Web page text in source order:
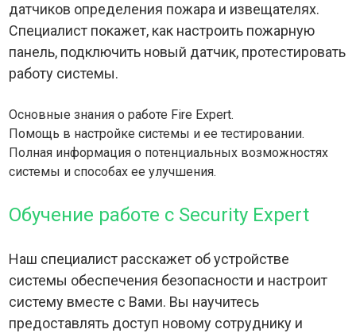
датчиков определения пожара и извещателях.
Специалист покажет, как настроить пожарную
панель, подключить новый датчик, протестировать
работу системы.
Основные знания о работе Fire Expert.
Помощь в настройке системы и ее тестировании.
Полная информация о потенциальных возможностях
системы и способах ее улучшения.
Обучение работе с Security Expert
Наш специалист расскажет об устройстве
системы обеспечения безопасности и настроит
систему вместе с Вами. Вы научитесь
предоставлять доступ новому сотруднику и